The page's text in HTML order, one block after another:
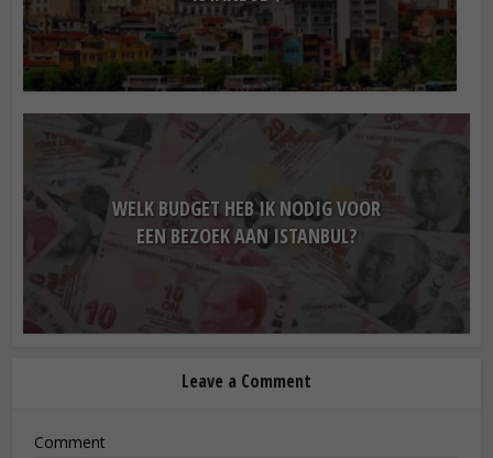
WELK BUDGET HEB IK NODIG VOOR
EEN BEZOEK AAN ISTANBUL?
Leave a Comment
Comment